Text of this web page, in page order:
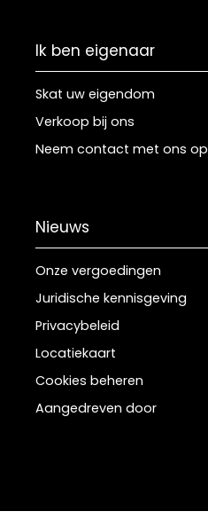
Ik ben eigenaar
Skat uw eigendom
Verkoop bij ons
Neem contact met ons op
Nieuws
Onze vergoedingen
Juridische kennisgeving
Privacybeleid
Locatiekaart
Cookies beheren
Aangedreven door